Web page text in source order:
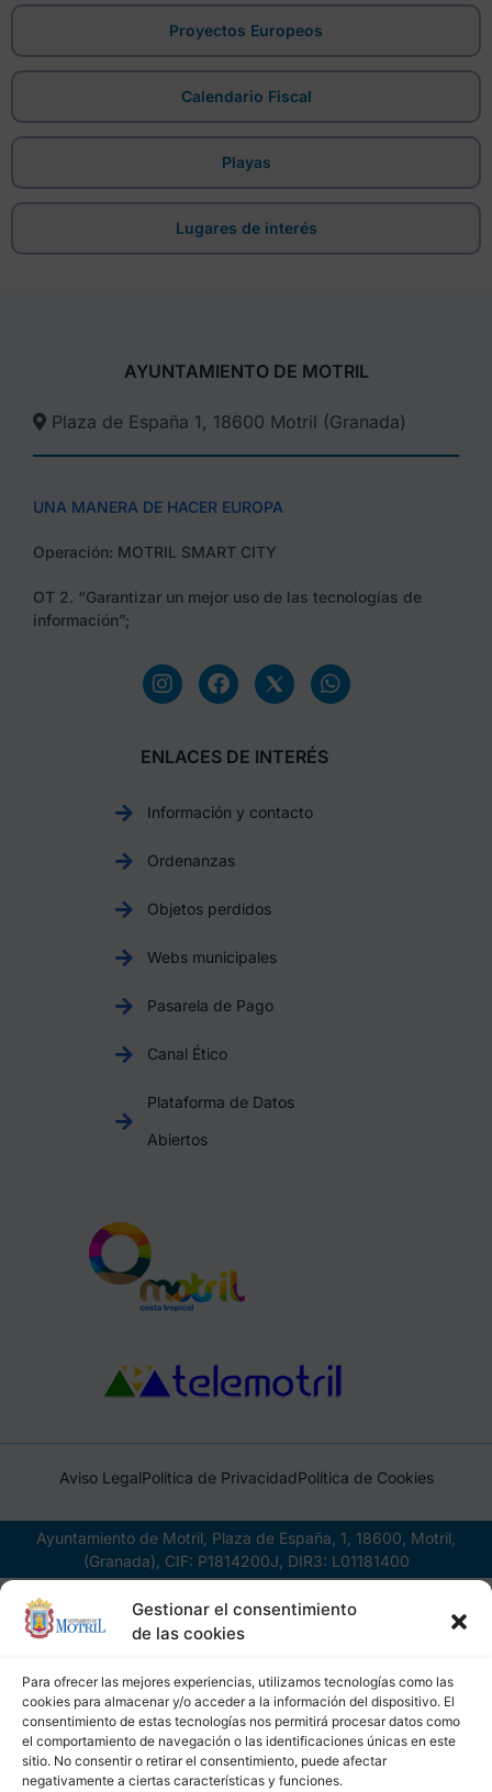
Gestionar el consentimiento
de las cookies
Para ofrecer las mejores experiencias, utilizamos tecnologías como las
cookies para almacenar y/o acceder a la información del dispositivo. El
consentimiento de estas tecnologías nos permitirá procesar datos como
el comportamiento de navegación o las identificaciones únicas en este
sitio. No consentir o retirar el consentimiento, puede afectar
negativamente a ciertas características y funciones.
Proyectos Europeos
Calendario Fiscal
Playas
Lugares de interés
AYUNTAMIENTO DE MOTRIL
Plaza de España 1, 18600 Motril (Granada)​
UNA MANERA DE HACER EUROPA
Operación: MOTRIL SMART CITY
OT 2. “Garantizar un mejor uso de las tecnologías de
información”;
ENLACES DE INTERÉS
Información y contacto
Ordenanzas
Objetos perdidos
Webs municipales
Pasarela de Pago
Canal Ético
Plataforma de Datos
Abiertos
Aviso LegalPolítica de PrivacidadPolítica de Cookies
Ayuntamiento de Motril, Plaza de España, 1, 18600, Motril,
(Granada), CIF: P1814200J, DIR3: L01181400